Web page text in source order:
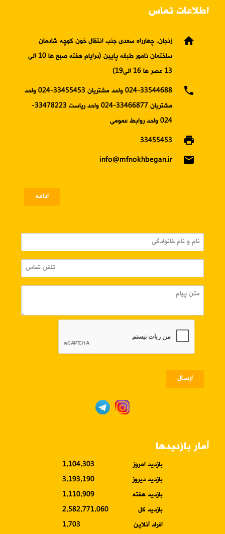
اطلاعات تماس
home
زنجان، چهارراه سعدی جنب انتقال خون کوچه شادمان
ساختمان نامور طبقه پایین (درایام هفته صبح ها 10 الی
13 عصر ها 16 الی19)
phone
024-33544688 واحد مشتریان 33455453-024 واحد
مشتریان 33466877-024 واحد ریاست 33478223-
024 واحد روابط عمومی
print
33455453
email
info@mfnokhbegan.ir
ادامه
ارسـال
آمار بازدیدها
بازدید امروز
1,104,303
بازدید دیروز
3,193,190
بازدید هفته
1,110,909
بازدید کل
2,582,771,060
افراد آنلاین
1,703